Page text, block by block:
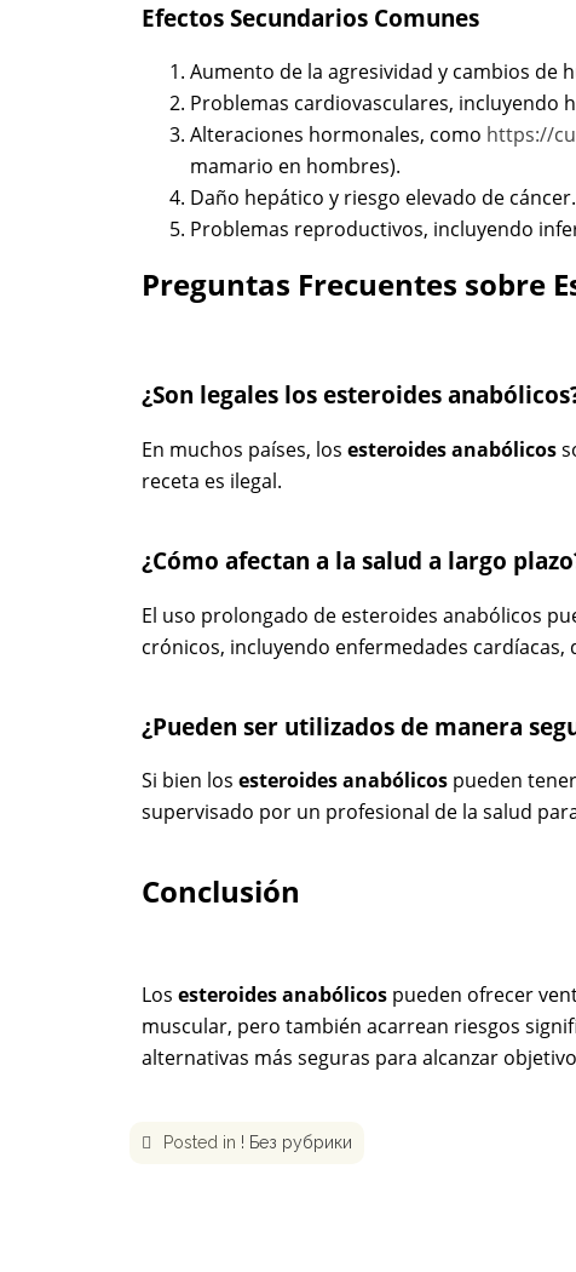
Efectos Secundarios Comunes
Aumento de la agresividad y cambios de
Problemas cardiovasculares, incluyendo
Alteraciones hormonales, como https://
mamario en hombres).
Daño hepático y riesgo elevado de cáncer.
Problemas reproductivos, incluyendo
Preguntas Frecuentes sobre
¿Son legales los esteroides
En muchos países, los esteroides anabólicos
receta es ilegal.
¿Cómo afectan a la salud a largo
El uso prolongado de esteroides anabólicos
crónicos, incluyendo enfermedades
¿Pueden ser utilizados de manera
Si bien los esteroides anabólicos pueden
supervisado por un profesional de la salud
Conclusión
Los esteroides anabólicos pueden ofrecer
muscular, pero también acarrean riesgos
alternativas más seguras para alcanzar
Posted in ! Без рубрики